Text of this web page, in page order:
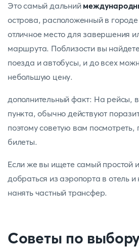
Это самый дальний
острова, расположенный в
отличное место для завершения
маршрута. Поблизости вы
поезда и автобусы, и до всех
небольшую цену.
дополнительный факт: На рейсы,
пункта, обычно действуют
поэтому советую вам
билеты.
Если же вы ищете самый простой
добраться из аэропорта в отель
нанять частный трансфер.
Советы по